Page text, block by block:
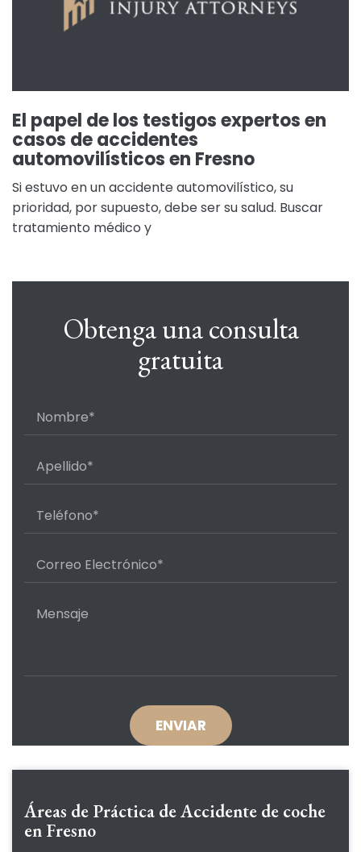
El papel de los testigos expertos en
casos de accidentes
automovilísticos en Fresno
Si estuvo en un accidente automovilístico, su
prioridad, por supuesto, debe ser su salud. Buscar
tratamiento médico y
Obtenga una consulta
gratuita
Áreas de Práctica deAccidente de coche
en Fresno